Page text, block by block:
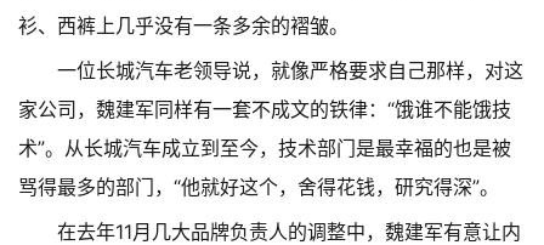
衫、西裤上几乎没有一条多余的褶皱。
一位长城汽车老领导说，就像严格要求自己那样，对这
家公司，魏建军同样有一套不成文的铁律：“饿谁不能饿技
术”。从长城汽车成立到至今，技术部门是最幸福的也是被
骂得最多的部门，“他就好这个，舍得花钱，研究得深”。
在去年11月几大品牌负责人的调整中，魏建军有意让内